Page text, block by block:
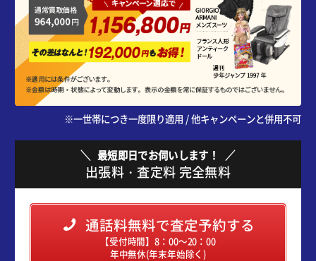
※一世帯につき一度限り適用 / 他キャンペーンと併用不可
最短即日でお伺いします！
出張料・査定料 完全無料
通話料無料で査定予約する
【受付時間】8：00～20：00
年中無休(年末年始除く)